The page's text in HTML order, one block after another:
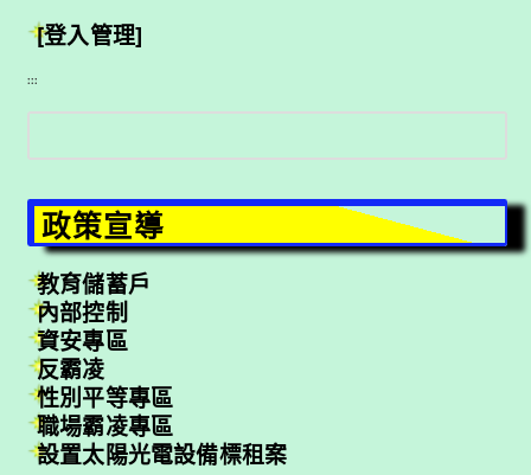
[登入管理]
:::
搜
尋
政策宣導
教育儲蓄戶
內部控制
資安專區
反霸凌
性別平等專區
職場霸凌專區
設置太陽光電設備標租案